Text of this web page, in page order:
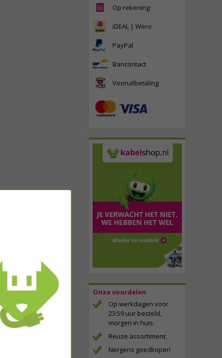
Op rekening
iDEAL | Wero
PayPal
Bancontact
Vooruitbetaling
Onze voordelen
Op werkdagen voor
23:59 uur besteld,
morgen in huis.
Reuze assortiment.
Nergens goedkoper!